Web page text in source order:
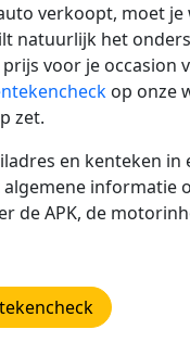
verkoopt, moet je
natuurlijk het
voor je occasion
op onze
zet.
en kenteken in
informatie
de APK, de